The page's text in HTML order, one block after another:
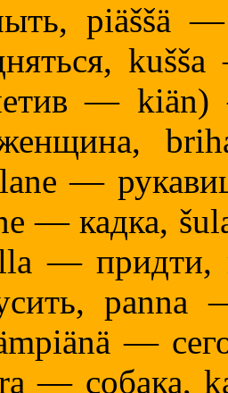
piäššä —
—
—
— кадка,
—
—
— собака,